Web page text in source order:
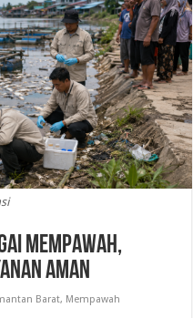
Mempawah,
Aman
Barat, Mempawah